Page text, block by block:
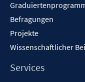
Befragungen
Projekte
Wissenschaftlicher
Services